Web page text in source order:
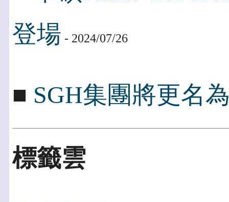
登場 - 2024/07/26
■ SGH集團將更名
標籤雲